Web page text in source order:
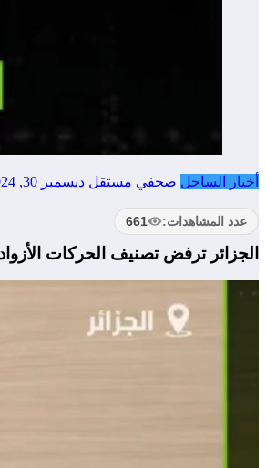
أخبار الساحل صحفي مستقل ديسمبر 30, 2024
عدد المشاهدات: 661
الجزائر ترفض تصنيف الحركات